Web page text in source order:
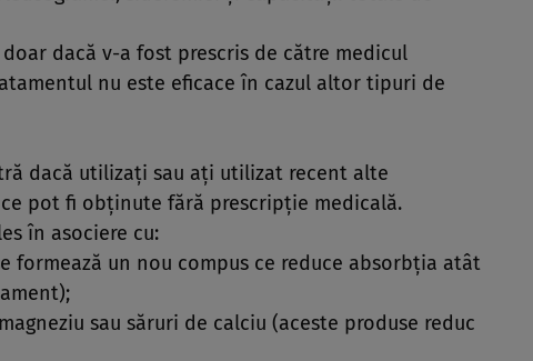
dacă v-a fost prescris de către medicul
nu este eficace în cazul altor tipuri de
dacă utilizaţi sau aţi utilizat recent alte
pot fi obţinute fără prescripţie medicală.
în asociere cu:
formează un nou compus ce reduce absorbţia atât
sau săruri de calciu (aceste produse reduc